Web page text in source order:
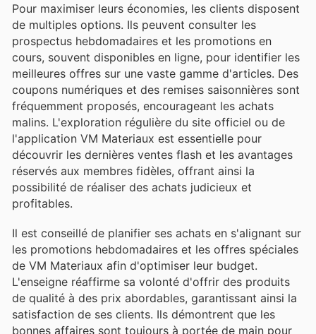
Pour maximiser leurs économies, les clients disposent
de multiples options. Ils peuvent consulter les
prospectus hebdomadaires et les promotions en
cours, souvent disponibles en ligne, pour identifier les
meilleures offres sur une vaste gamme d'articles. Des
coupons numériques et des remises saisonnières sont
fréquemment proposés, encourageant les achats
malins. L'exploration régulière du site officiel ou de
l'application VM Materiaux est essentielle pour
découvrir les dernières ventes flash et les avantages
réservés aux membres fidèles, offrant ainsi la
possibilité de réaliser des achats judicieux et
profitables.
Il est conseillé de planifier ses achats en s'alignant sur
les promotions hebdomadaires et les offres spéciales
de VM Materiaux afin d'optimiser leur budget.
L'enseigne réaffirme sa volonté d'offrir des produits
de qualité à des prix abordables, garantissant ainsi la
satisfaction de ses clients. Ils démontrent que les
bonnes affaires sont toujours à portée de main pour